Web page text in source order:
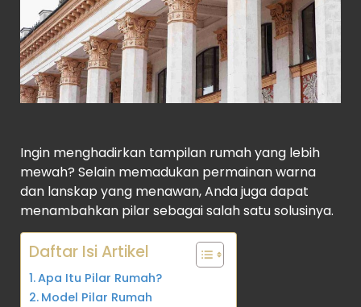
Ingin menghadirkan tampilan rumah yang lebih
mewah? Selain memadukan permainan warna
dan lanskap yang menawan, Anda juga dapat
menambahkan pilar sebagai salah satu solusinya.
Daftar Isi Artikel
Apa Itu Pilar Rumah?
Model Pilar Rumah